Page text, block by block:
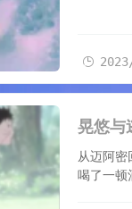
2023/3/8
晃悠与
从迈阿
喝了一顿